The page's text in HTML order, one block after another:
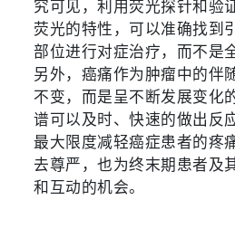
究可见，利用荧光探针和验
荧光的特性，可以准确找到
部位进行对症治疗，而不是
另外，癌痛作为肿瘤中的伴
不变，而是呈不断发展变化
谱可以及时、快速的做出反
最大限度减轻癌症患者的疼
去尊严，也为终末期患者及
和互动的机会。